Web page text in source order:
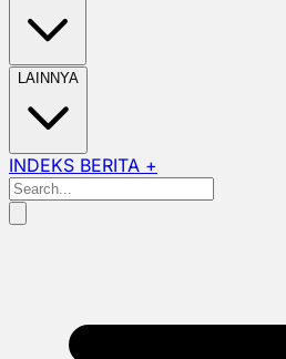
LAINNYA
INDEKS BERITA +